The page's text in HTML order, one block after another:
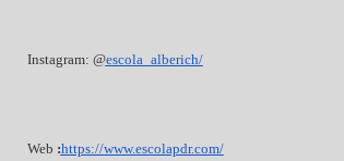
Instagram: @escola_alberich/
Web :https://www.escolapdr.com/